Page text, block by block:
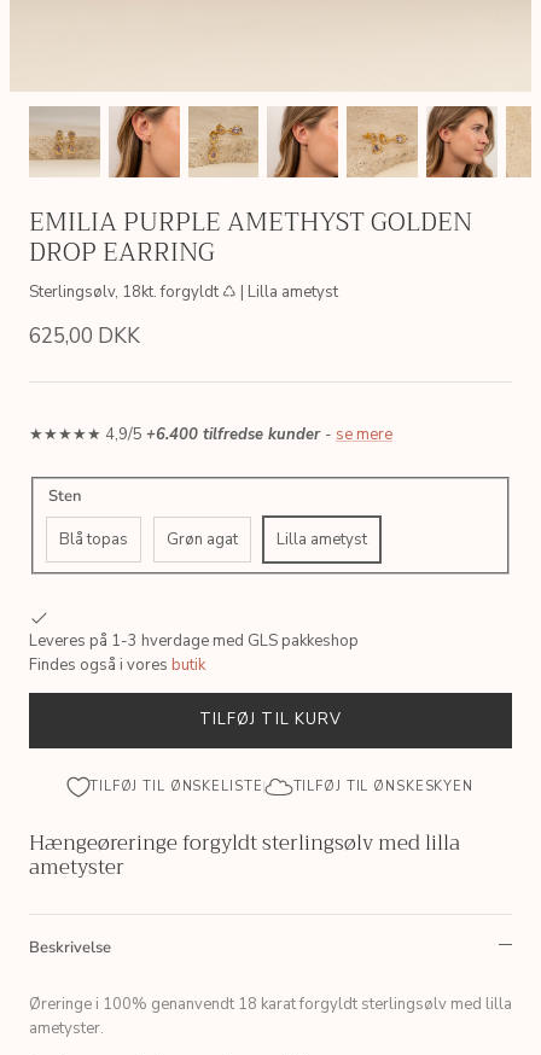
SIMPLE LINK GOLDEN CHAIN
Fra
200,00 DKK
ERICA
EMILIA PURPLE AMETHYST GOLDEN
DROP EARRING
Sterlingsølv, 18kt. forgyldt ♺ | Lilla ametyst
625,00 DKK
★★★★★ 4,9/5 +6.400 tilfredse kunder - se mere
Sten
Blå topas
Grøn agat Lilla ametyst
Leveres på 1-3 hverdage med GLS pakkeshop
Findes også i vores butik
TILFØJ TIL KURV
TILFØJ TIL ØNSKELISTE TILFØJ TIL ØNSKESKYEN
Hængeøreringe forgyldt sterlingsølv med lilla
ametyster
Beskrivelse
Øreringe i 100% genanvendt 18 karat forgyldt sterlingsølv med lilla
ametyster.